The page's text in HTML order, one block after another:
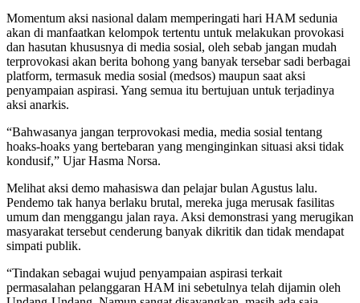
Momentum aksi nasional dalam memperingati hari HAM sedunia
akan di manfaatkan kelompok tertentu untuk melakukan provokasi
dan hasutan khususnya di media sosial, oleh sebab jangan mudah
terprovokasi akan berita bohong yang banyak tersebar sadi berbagai
platform, termasuk media sosial (medsos) maupun saat aksi
penyampaian aspirasi. Yang semua itu bertujuan untuk terjadinya
aksi anarkis.
“Bahwasanya jangan terprovokasi media, media sosial tentang
hoaks-hoaks yang bertebaran yang menginginkan situasi aksi tidak
kondusif,” Ujar Hasma Norsa.
Melihat aksi demo mahasiswa dan pelajar bulan Agustus lalu.
Pendemo tak hanya berlaku brutal, mereka juga merusak fasilitas
umum dan menggangu jalan raya. Aksi demonstrasi yang merugikan
masyarakat tersebut cenderung banyak dikritik dan tidak mendapat
simpati publik.
“Tindakan sebagai wujud penyampaian aspirasi terkait
permasalahan pelanggaran HAM ini sebetulnya telah dijamin oleh